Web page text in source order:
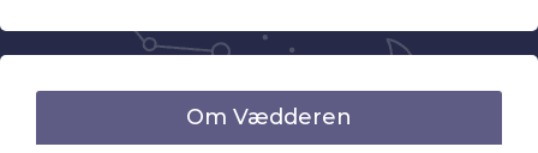
Om Vædderen